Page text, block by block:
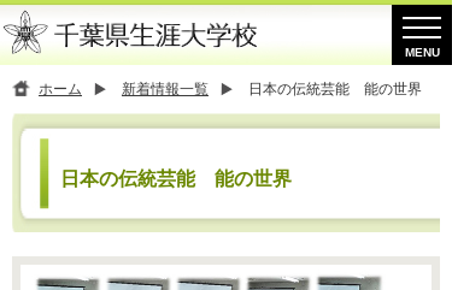
ホーム 新着情報一覧 日本の伝統芸能 能の世界
日本の伝統芸能 能の世界